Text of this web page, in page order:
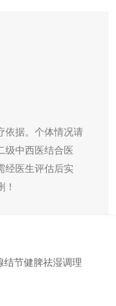
依据。个体情况请
级中西医结合医
经医生评估后实
结节健脾祛湿调理